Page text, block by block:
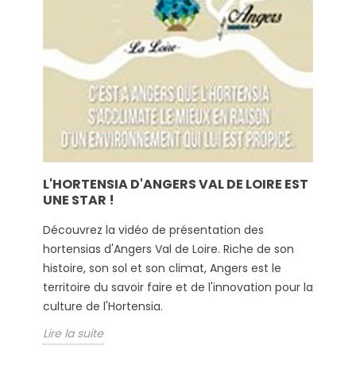
L'HORTENSIA D'ANGERS VAL DE LOIRE EST
UNE STAR !
Découvrez la vidéo de présentation des
hortensias d'Angers Val de Loire. Riche de son
histoire, son sol et son climat, Angers est le
territoire du savoir faire et de l'innovation pour la
culture de l'Hortensia.
Lire la suite